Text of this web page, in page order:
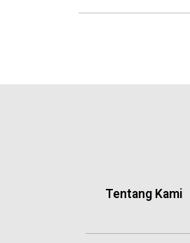
Tentang Kami